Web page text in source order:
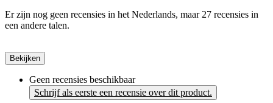
Er zijn nog geen recensies in het Nederlands, maar 27 recensies in
een andere talen.
Bekijken
Geen recensies beschikbaar
Schrijf als eerste een recensie over dit product.